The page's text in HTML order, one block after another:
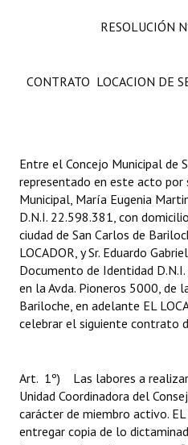
RESOLUCIÓN
CONTRATO LOCACION DE
Entre el Concejo Municipal de
representado en este acto por
Municipal, María Eugenia
D.N.I. 22.598.381, con
ciudad de San Carlos de
LOCADOR, y Sr. Eduardo
Documento de Identidad
en la Avda. Pioneros 5000, de
Bariloche, en adelante EL
celebrar el siguiente contrato
Art. 1º) Las labores a
Unidad Coordinadora del
carácter de miembro activo. EL
entregar copia de lo